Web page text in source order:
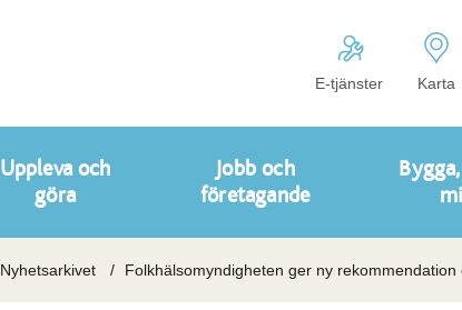
E-tjänster Karta
Uppleva och
göra
Jobb och
företagande
Nyhetsarkivet Folkhälsomyndigheten ger ny rekommendation